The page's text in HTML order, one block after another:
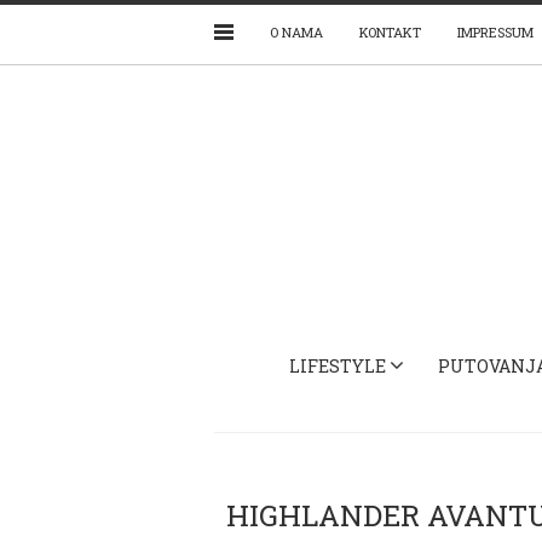
O NAMA KONTAKT IMPRESSUM
LIFESTYLE
HIGHLANDER